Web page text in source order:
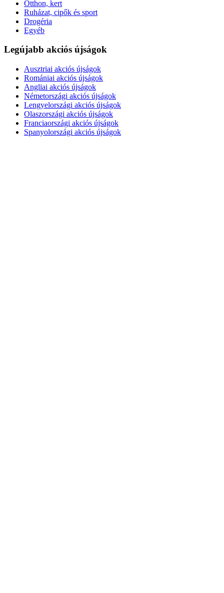
Otthon, kert
Ruházat, cipők és sport
Drogéria
Egyéb
Legújabb akciós újságok
Ausztriai akciós újságok
Romániai akciós újságok
Angliai akciós újságok
Németországi akciós újságok
Lengyelországi akciós újságok
Olaszországi akciós újságok
Franciaországi akciós újságok
Spanyolországi akciós újságok